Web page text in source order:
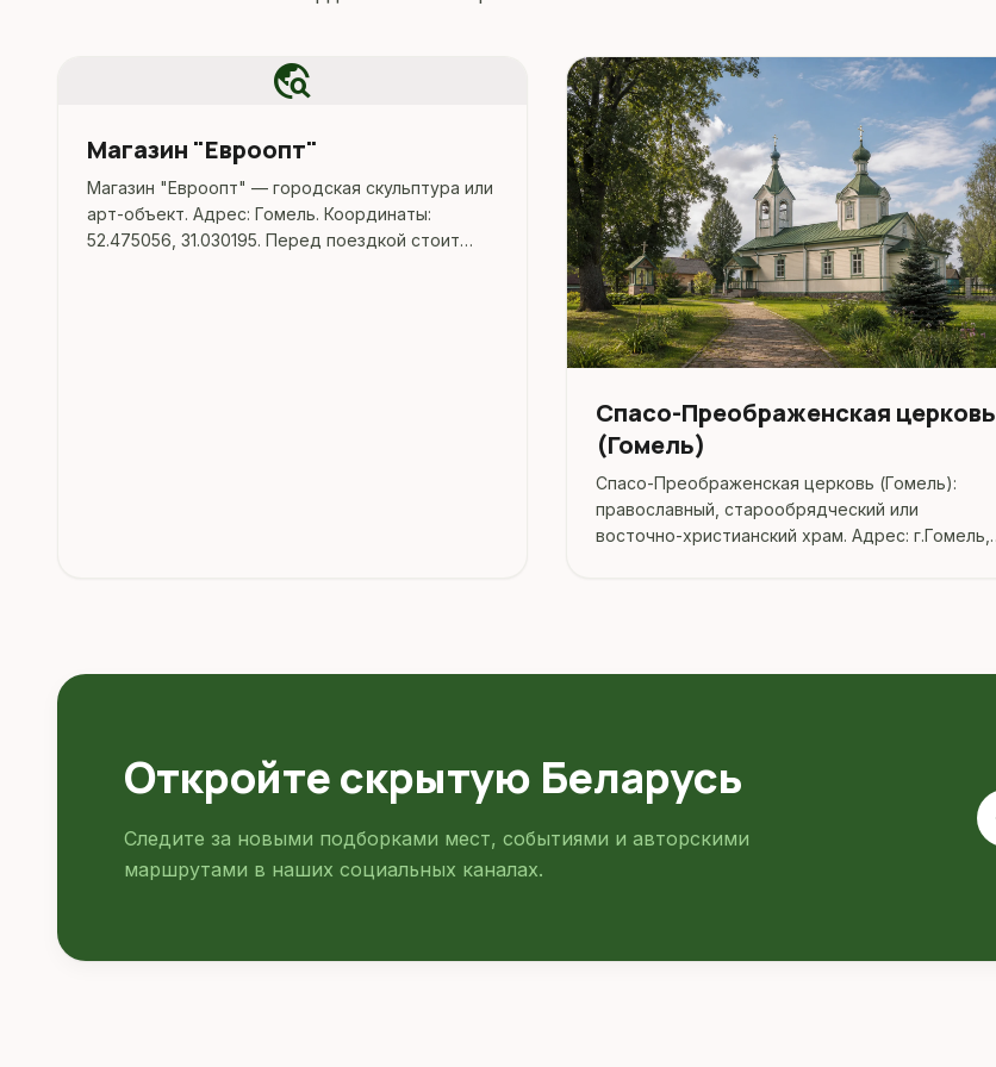
travel_explore
Магазин "Евроопт"
Магазин "Евроопт" — городская скульптура или
арт-объект. Адрес: Гомель. Координаты:
52.475056, 31.030195. Перед поездкой стоит
Спасо-Преображенская церковь
(Гомель)
Спасо-Преображенская церковь (Гомель):
православный, старообрядческий или
восточно-христианский храм. Адрес: г.Гомель,
Откройте скрытую Беларусь
Следите за новыми подборками мест, событиями и авторскими
маршрутами в наших социальных каналах.